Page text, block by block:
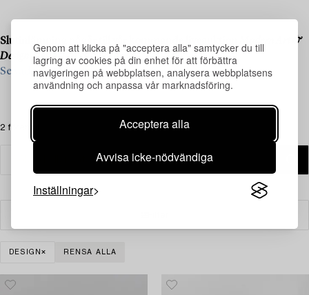
Genom att klicka på "acceptera alla" samtycker du till
lagring av cookies på din enhet för att förbättra
navigeringen på webbplatsen, analysera webbplatsens
användning och anpassa vår marknadsföring.
Acceptera alla
Avvisa icke-nödvändiga
Inställningar
Slutinlämning pågår till vår kommande liveauktion
Modern Art &
Design
, den 19–20 november.
Se vad vi söker och kontakta oss för värdering ›
2 föremål
DESIGN RENSA ALLA